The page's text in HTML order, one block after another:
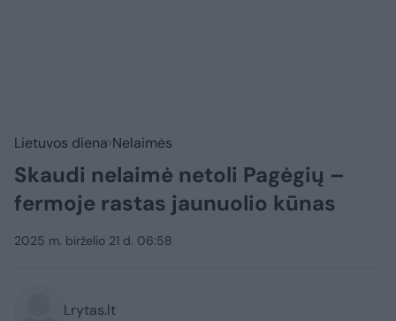
Lietuvos diena Nelaimės
Skaudi nelaimė netoli Pagėgių –
fermoje rastas jaunuolio kūnas
2025 m. birželio 21 d. 06:58
Lrytas.lt